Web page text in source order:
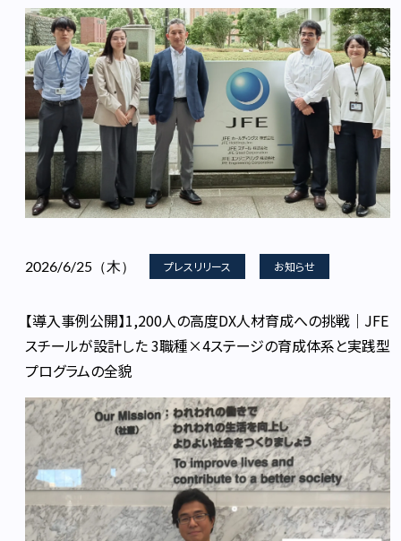
2026/6/25（木） プレスリリース お知らせ
【導入事例公開】1,200人の高度DX人材育成への挑戦｜JFE
スチールが設計した 3職種×4ステージの育成体系と実践型
プログラムの全貌